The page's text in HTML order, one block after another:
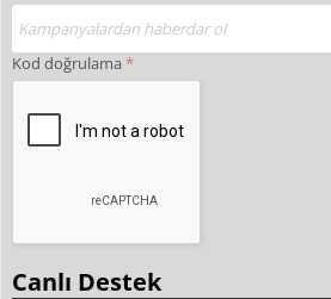
Kod doğrulama
Canlı Destek